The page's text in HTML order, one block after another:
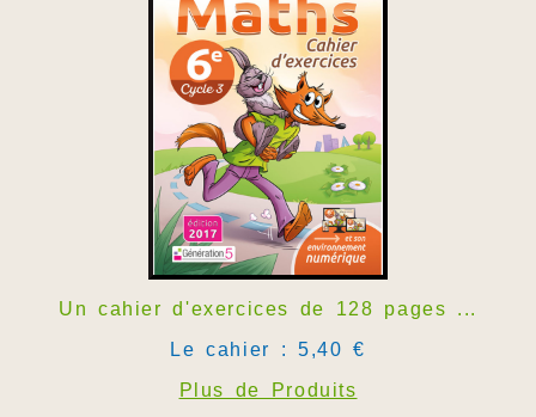
Un cahier d'exercices de 128 pages ...
Le cahier : 5,40 €
Plus de Produits